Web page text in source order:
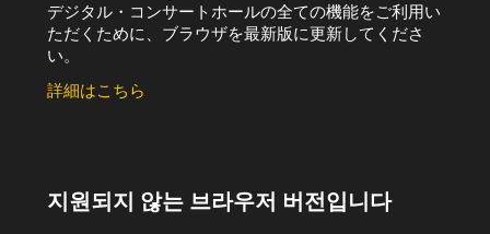
デジタル・コンサートホールの全ての機能をご利用い
ただくために、ブラウザを最新版に更新してくださ
い。
詳細はこちら
지원되지 않는 브라우저 버전입니다